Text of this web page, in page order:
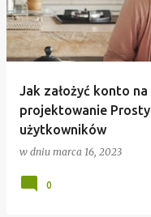
Jak założyć konto
projektowanie
użytkowników
w dniu marca 16, 2023
0